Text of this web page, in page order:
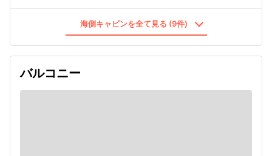
海側キャビンを全て見る (9件)
バルコニー